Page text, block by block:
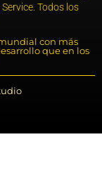
Todos los
con más
que en los